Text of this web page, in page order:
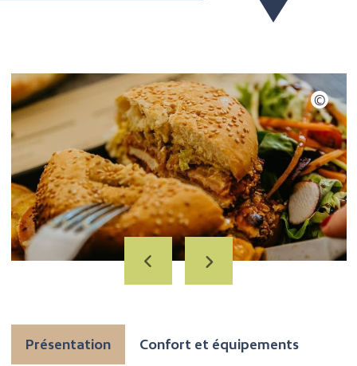
Présentation Confort et équipements